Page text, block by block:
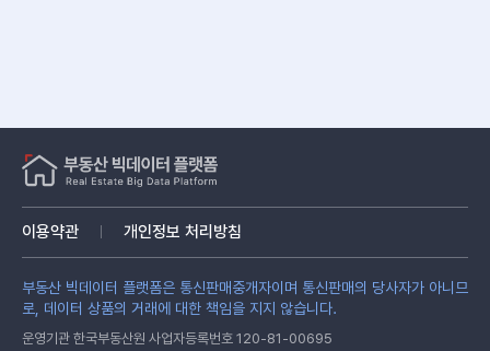
이용약관 개인정보 처리방침
부동산 빅데이터 플랫폼은 통신판매중개자이며 통신판매의 당사자가 아니므
로, 데이터 상품의 거래에 대한 책임을 지지 않습니다.
운영기관 한국부동산원 사업자등록번호 120-81-00695